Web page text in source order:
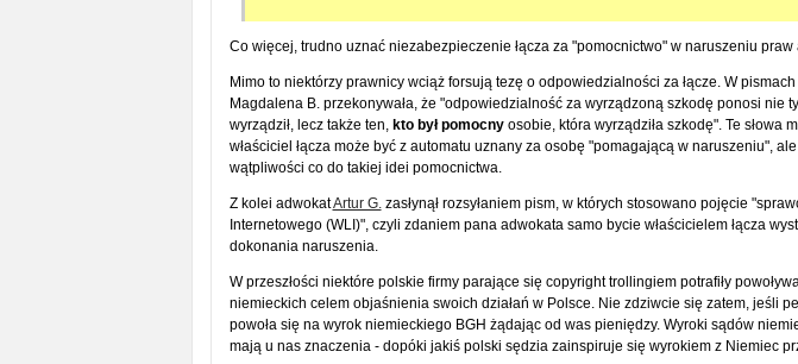
Co więcej, trudno uznać niezabezpieczenie łącza za "pomocnictwo" w naruszeniu praw
Mimo to niektórzy prawnicy wciąż forsują tezę o odpowiedzialności za łącze. W
Magdalena B. przekonywała, że "odpowiedzialność za wyrządzoną szkodę ponosi nie
wyrządził, lecz także ten, kto był pomocnyosobie, która wyrządziła szkodę". Te słowa
właściciel łącza może być z automatu uznany za osobę "pomagającą w naruszeniu",
wątpliwości co do takiej idei pomocnictwa.
Z kolei adwokatArtur G.zasłynął rozsyłaniem pism, w których stosowano pojęcie
Internetowego (WLI)", czyli zdaniem pana adwokata samo bycie właścicielem łącza
dokonania naruszenia.
W przeszłości niektóre polskie firmy parające się copyright trollingiem potrafiły
niemieckich celem objaśnienia swoich działań w Polsce. Nie zdziwcie się zatem, jeśli
powoła się na wyrok niemieckiego BGH żądając od was pieniędzy. Wyroki sądów
mają u nas znaczenia - dopóki jakiś polski sędzia zainspiruje się wyrokiem z Niemiec